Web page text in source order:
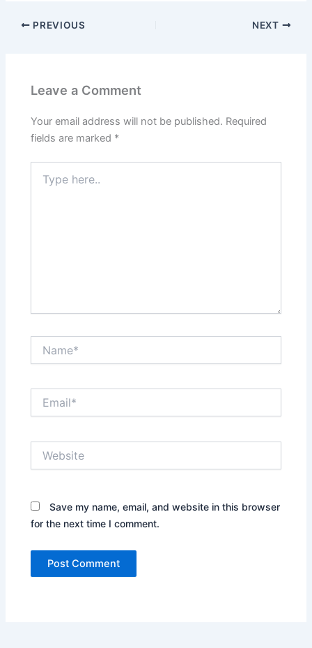
PREVIOUS NEXT
Leave a Comment
Your email address will not be published. Required
fields are marked *
here..
Save my name, email, and website in this browser
for the next time I comment.